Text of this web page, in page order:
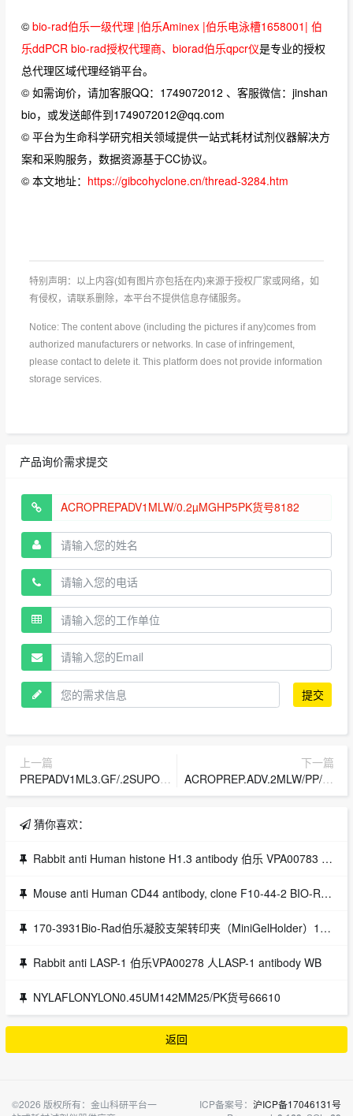
© bio-rad伯乐一级代理 |伯乐Aminex |伯乐电泳槽1658001| 伯
乐ddPCR bio-rad授权代理商、biorad伯乐qpcr仪是专业的授权
总代理区域代理经销平台。
© 如需询价，请加客服QQ：1749072012 、客服微信：jinshan
bio，或发送邮件到1749072012@qq.com
© 平台为生命科学研究相关领域提供一站式耗材试剂仪器解决方
案和采购服务，数据资源基于CC协议。
© 本文地址： https://gibcohyclone.cn/thread-3284.htm
特别声明：以上内容(如有图片亦包括在内)来源于授权厂家或网络，如
有侵权，请联系删除，本平台不提供信息存储服务。
Notice: The content above (including the pictures if any)comes from
authorized manufacturers or networks. In case of infringement,
please contact to delete it. This platform does not provide information
storage services.
产品询价需求提交
提交
上一篇
PREPADV1ML3.GF/.2SUPOR5/PK货号8175
下一篇
ACROPREP.ADV.2MLW/PP/PE5/PK货号8227
猜你喜欢：
Rabbit anti Human histone H1.3 antibody 伯乐 VPA00783 HISTONE H1.3抗体
Mouse anti Human CD44 antibody, clone F10-44-2 BIO-RAD MCA89F Mouse anti Human CD44 antibody, clone F10-44-2
170-3931Bio-Rad伯乐凝胶支架转印夹（MiniGelHolder）1703931bio-rad伯乐代理
Rabbit anti LASP-1 伯乐VPA00278 人LASP-1 antibody WB
NYLAFLONYLON0.45UM142MM25/PK货号66610
返回
©2026 版权所有：金山科研平台一
ICP备案号： 沪ICP备17046131号